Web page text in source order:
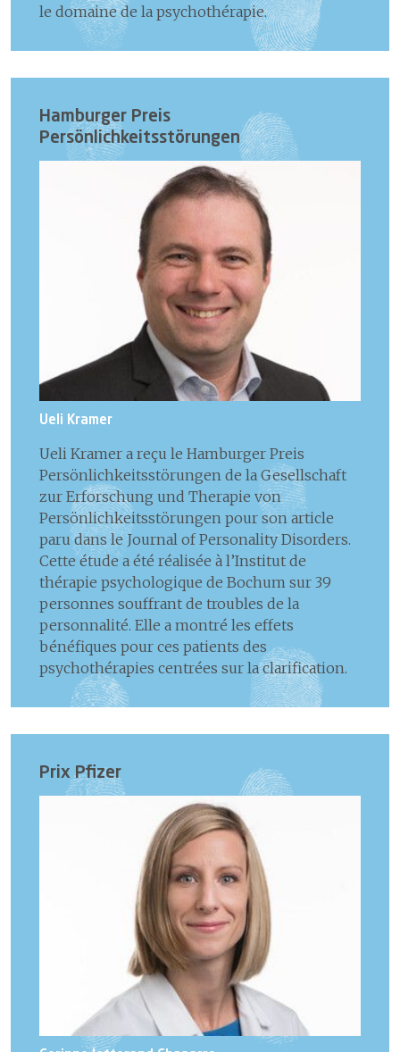
le domaine de la psychothérapie.
Hamburger Preis
Persönlichkeitsstörungen
Ueli Kramer
Ueli Kramer a reçu le Hamburger Preis
Persönlichkeitsstörungen de la Gesellschaft
zur Erforschung und Therapie von
Persönlichkeitsstörungen pour son article
paru dans le Journal of Personality Disorders.
Cette étude a été réalisée à l’Institut de
thérapie psychologique de Bochum sur 39
personnes souffrant de troubles de la
personnalité. Elle a montré les effets
bénéfiques pour ces patients des
psychothérapies centrées sur la clarification.
Prix Pfizer